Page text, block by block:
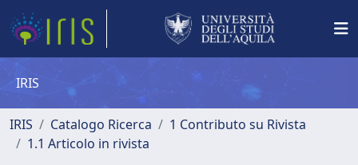
IRIS
IRIS Catalogo Ricerca
1 Contributo su Rivista
1.1 Articolo in rivista